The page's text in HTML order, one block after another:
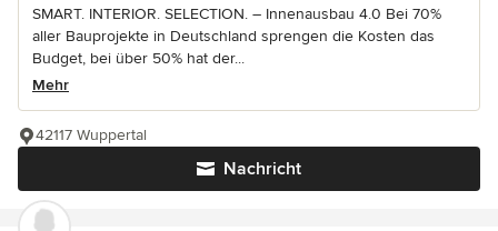
SMART. INTERIOR. SELECTION. – Innenausbau 4.0 Bei 70%
aller Bauprojekte in Deutschland sprengen die Kosten das
Budget, bei über 50% hat der...
Mehr
Nachricht
42117 Wuppertal